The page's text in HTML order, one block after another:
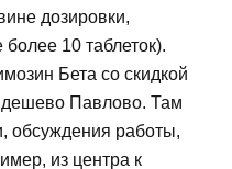
дозировки,
10 таблеток).
Бета со скидкой
Павлово. Там
обсуждения работы,
из центра к